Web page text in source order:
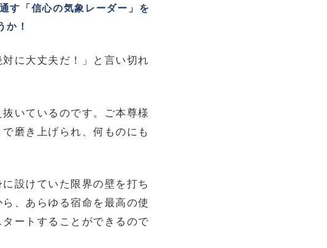
す「信心の気象レーダー」を
か！
に大丈夫だ！」と言い切れ
いているのです。ご本尊様
磨き上げられ、何ものにも
設けていた限界の壁を打ち
、あらゆる宿命を最高の使
ートすることができるので